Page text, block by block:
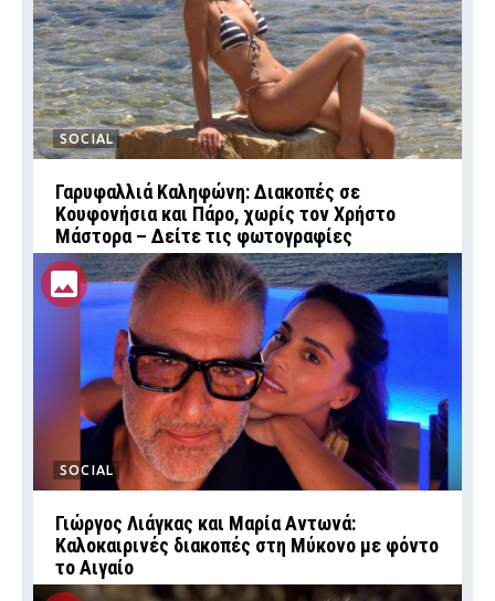
SOCIAL
Γαρυφαλλιά Καληφώνη: Διακοπές σε
Κουφονήσια και Πάρο, χωρίς τον Χρήστο
Μάστορα – Δείτε τις φωτογραφίες
SOCIAL
Γιώργος Λιάγκας και Μαρία Αντωνά:
Καλοκαιρινές διακοπές στη Μύκονο με φόντο
το Αιγαίο